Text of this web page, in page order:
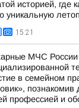
историей, где
уникальную
15:21
МЧС России
в семейном
профессией и